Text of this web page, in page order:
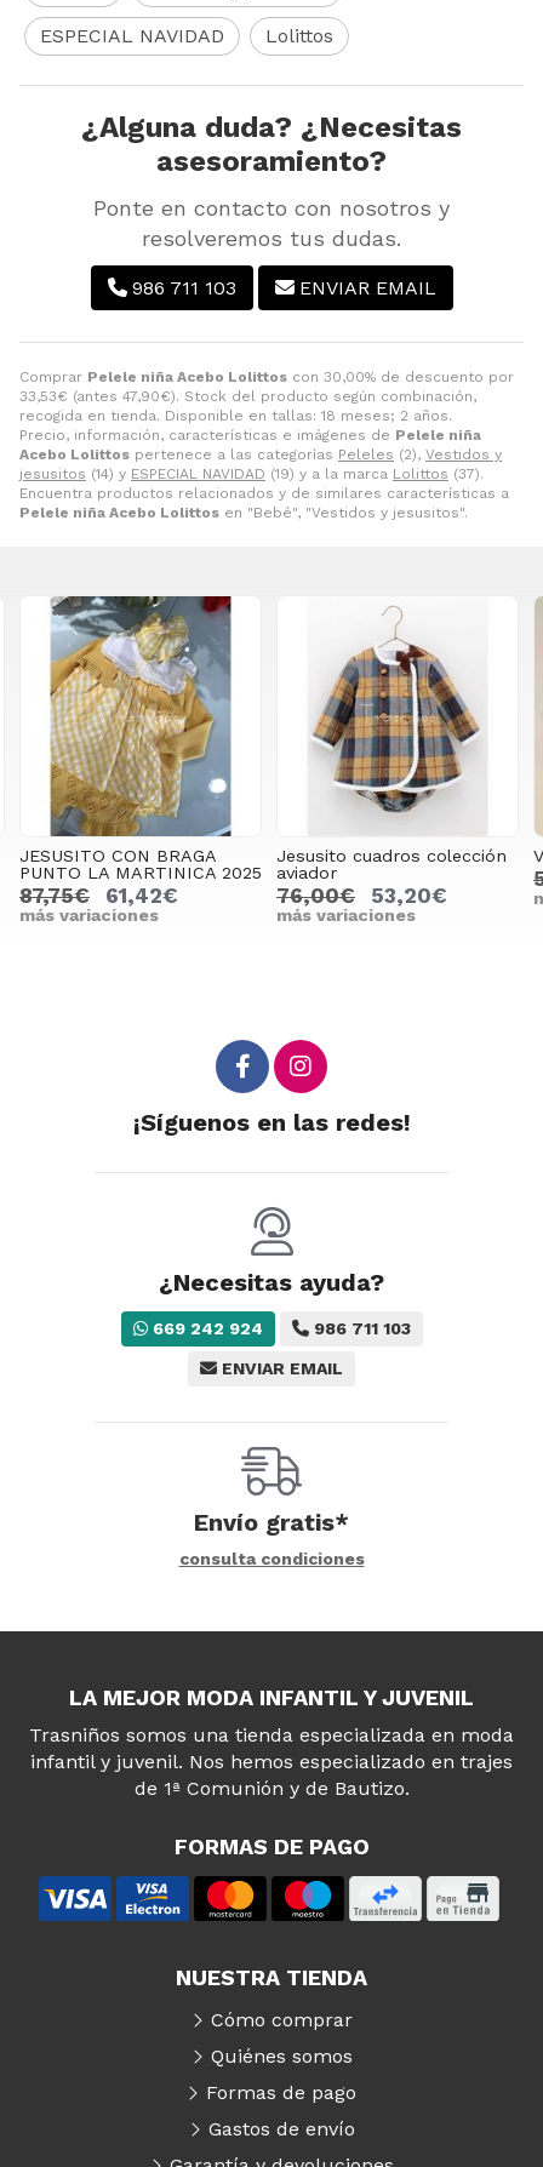
Comprar Pelele niña Acebo Lolittos con 30,00% de descuento por
33,53€ (antes 47,90€). Stock del producto según combinación,
recogida en tienda. Disponible en tallas: 18 meses; 2 años.
Precio, información, características e imágenes de Pelele niña
Acebo Lolittos pertenece a las categorías Peleles (2), Vestidos y
jesusitos (14) y ESPECIAL NAVIDAD (19) y a la marca Lolittos (37).
Encuentra productos relacionados y de similares características a
Pelele niña Acebo Lolittos en "Bebé", "Vestidos y jesusitos".
ESPECIAL NAVIDAD Lolittos
¿Alguna duda? ¿Necesitas
asesoramiento?
Ponte en contacto con nosotros y
resolveremos tus dudas.
986 711 103 ENVIAR EMAIL
JESUSITO CON BRAGA
PUNTO LA MARTINICA 2025
87,75€ 61,42€
más variaciones
Jesusito cuadros colección
aviador
76,00€ 53,20€
más variaciones
¡Síguenos en las redes!
¿Necesitas ayuda?
669 242 924 986 711 103
ENVIAR EMAIL
Envío gratis*
consulta condiciones
LA MEJOR MODA INFANTIL Y JUVENIL
Trasniños somos una tienda especializada en moda
infantil y juvenil. Nos hemos especializado en trajes
de 1ª Comunión y de Bautizo.
FORMAS DE PAGO
NUESTRA TIENDA
Cómo comprar
Quiénes somos
Formas de pago
Gastos de envío